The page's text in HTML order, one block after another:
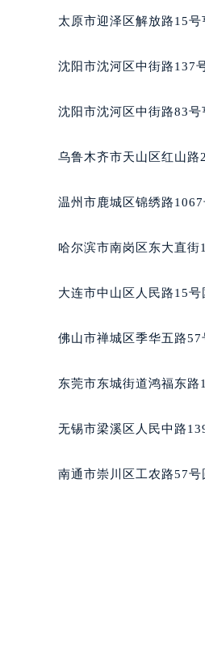
辽宁省鞍
辽宁省朝
辽宁省抚
辽宁省葫
辽宁省辽
辽宁省铁
辽宁省沈
北京市朝
河北省保
内蒙古自
内蒙古自
内蒙古
内蒙古
内蒙古
山西省
太原市迎泽区解放路15
沈阳市沈河区中街路137
沈阳市沈河区中街路83
乌鲁木齐市天山区红山路
温州市鹿城区锦绣路
哈尔滨市南岗区东大直街
大连市中山区人民路15号
佛山市禅城区季华五路57
东莞市东城街道鸿福东路
无锡市梁溪区人民中路
南通市崇川区工农路57号